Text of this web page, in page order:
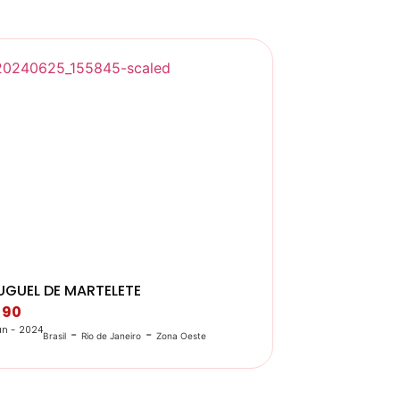
DE MARTELETE
- 2024Brasil- Rio de Janeiro- Zona Oeste